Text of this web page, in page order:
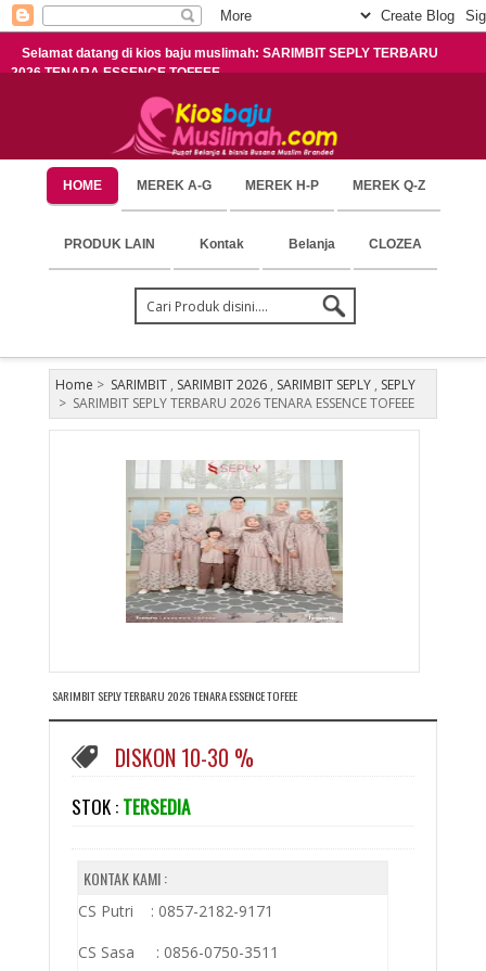
Selamat datang di kios baju muslimah: SARIMBIT SEPLY TERBARU
2026 TENARA ESSENCE TOFEEE
HOME MEREK A-G MEREK H-P MEREK Q-Z
PRODUK LAIN Kontak Belanja CLOZEA
Home > SARIMBIT, SARIMBIT 2026, SARIMBIT SEPLY, SEPLY
> SARIMBIT SEPLY TERBARU 2026 TENARA ESSENCE TOFEEE
SARIMBIT SEPLY TERBARU 2026 TENARA ESSENCE TOFEEE
DISKON 10-30 %
STOK : TERSEDIA
KONTAK KAMI :
CS Putri : 0857-2182-9171
CS Sasa : 0856-0750-3511